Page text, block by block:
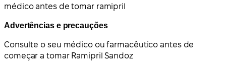
médico antes de tomar ramipril
Advertências e precauções
Consulte o seu médico ou farmacêutico antes de
começar a tomar Ramipril Sandoz